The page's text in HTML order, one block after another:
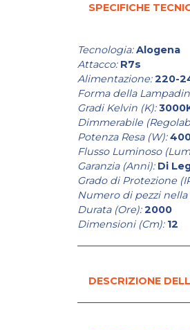
SPECIFICHE
Tecnologia: Alogena
Attacco: R7s
Alimentazione: 220-
Forma della
Gradi Kelvin (K):
Dimmerabile
Potenza Resa (W):
Flusso Luminoso
Garanzia (Anni): Di
Grado di Protezione
Numero di pezzi
Durata (Ore): 2000
Dimensioni (Cm): 12
DESCRIZIONE